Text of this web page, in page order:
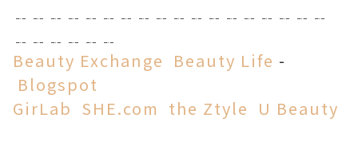
Beauty Exchange Beauty Life ­
Blogspot
GirLab SHE.com the Ztyle U Beauty